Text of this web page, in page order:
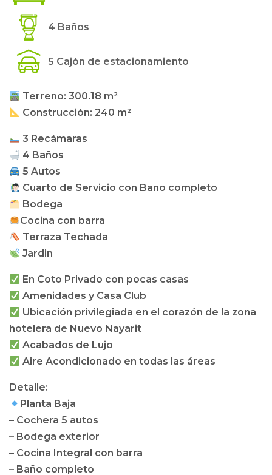
4 Baños
5 Cajón de estacionamiento
Terreno: 300.18 m²
Construcción: 240 m²
3 Recámaras
4 Baños
5 Autos
Cuarto de Servicio con Baño completo
Bodega
Cocina con barra
Terraza Techada
Jardin
En Coto Privado con pocas casas
Amenidades y Casa Club
Ubicación privilegiada en el corazón de la zona
hotelera de Nuevo Nayarit
Acabados de Lujo
Aire Acondicionado en todas las áreas
Detalle:
Planta Baja
– Cochera 5 autos
– Bodega exterior
– Cocina Integral con barra
– Baño completo